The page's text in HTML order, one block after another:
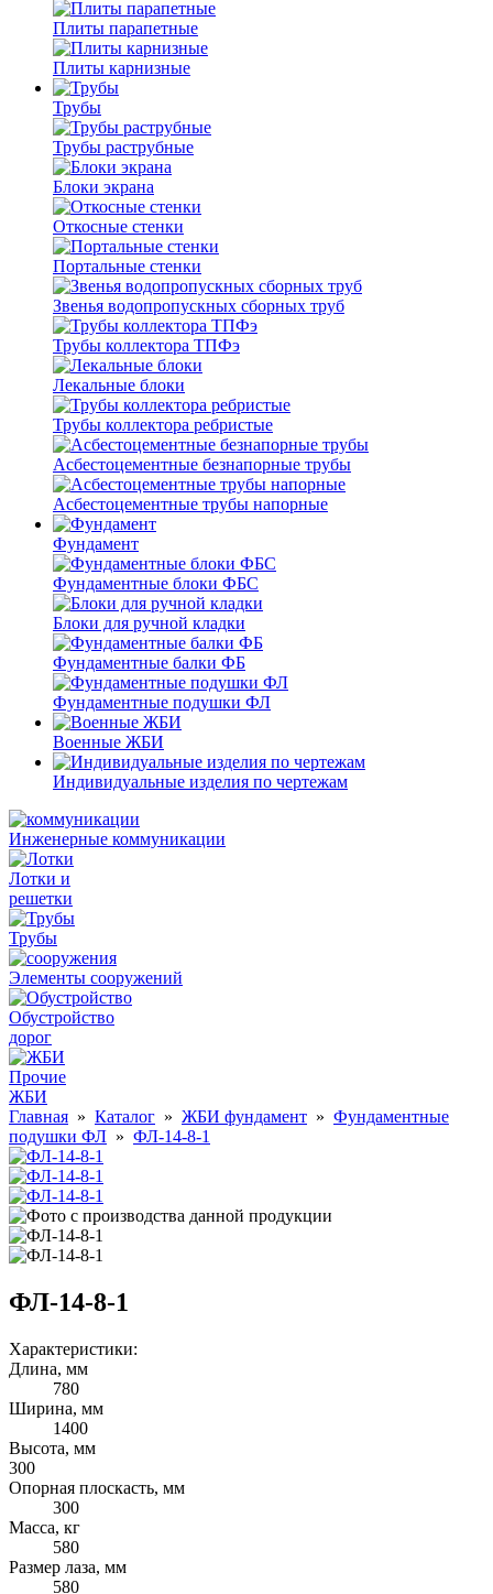
Плиты парапетные
Плиты карнизные
Трубы
Трубы раструбные
Блоки экрана
Откосные стенки
Портальные стенки
Звенья водопропускных сборных труб
Трубы коллектора ТПФэ
Лекальные блоки
Трубы коллектора ребристые
Асбестоцементные безнапорные трубы
Асбестоцементные трубы напорные
Фундамент
Фундаментные блоки ФБС
Блоки для ручной кладки
Фундаментные балки ФБ
Фундаментные подушки ФЛ
Военные ЖБИ
Индивидуальные изделия по чертежам
Инженерные коммуникации
Лотки и
решетки
Трубы
Элементы сооружений
Обустройство
дорог
Прочие
ЖБИ
Главная » Каталог » ЖБИ фундамент » Фундаментные
подушки ФЛ » ФЛ-14-8-1
ФЛ-14-8-1
Характеристики:
Длина, мм
780
Ширина, мм
1400
Высота, мм
300
Опорная плоскасть, мм
300
Масса, кг
580
Размер лаза, мм
580